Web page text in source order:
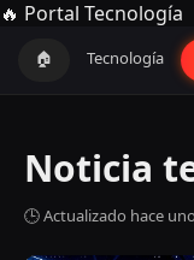
🔥 Portal Tecnología
🏠 Tecnología
Noticia
🕒 Actualizado hace